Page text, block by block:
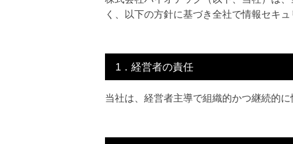
く、以下の方針に基づき全社で情報セキュ
1．経営者の責任
当社は、経営者主導で組織的かつ継続的